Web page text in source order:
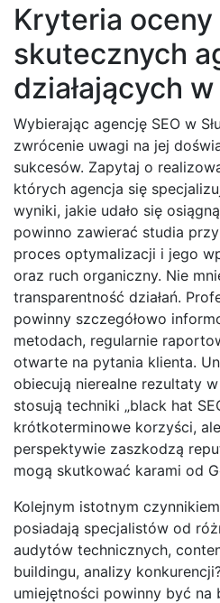
Kryteria oceny
skutecznych
działających w
Wybierając agencję SEO w
zwrócenie uwagi na jej
sukcesów. Zapytaj o
których agencja się
wyniki, jakie udało się
powinno zawierać studia
proces optymalizacji i jego
oraz ruch organiczny. Nie
transparentność działań.
powinny szczegółowo
metodach, regularnie
otwarte na pytania klienta.
obiecują nierealne rezultaty
stosują techniki „black hat
krótkoterminowe korzyści,
perspektywie zaszkodzą
mogą skutkować karami od
Kolejnym istotnym
posiadają specjalistów od
audytów technicznych,
buildingu, analizy
umiejętności powinny być na